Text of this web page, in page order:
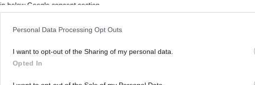
in below Google consent section.
Personal Data Processing Opt Outs
I want to opt-out of the Sharing of my personal data.
Opted In